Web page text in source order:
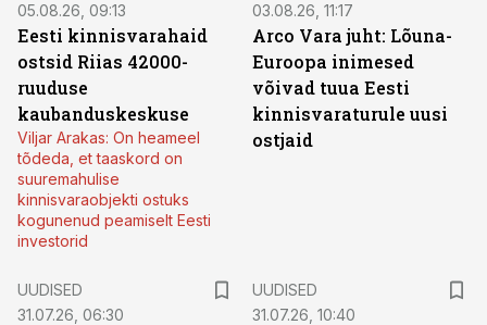
05.08.26, 09:13
Eesti kinnisvarahaid
ostsid Riias 42000-
ruuduse
kaubanduskeskuse
Viljar Arakas: On heameel
tõdeda, et taaskord on
suuremahulise
kinnisvaraobjekti ostuks
kogunenud peamiselt Eesti
investorid
03.08.26, 11:17
Arco Vara juht: Lõuna-
Euroopa inimesed
võivad tuua Eesti
kinnisvaraturule uusi
ostjaid
UUDISED
31.07.26, 06:30
UUDISED
31.07.26, 10:40